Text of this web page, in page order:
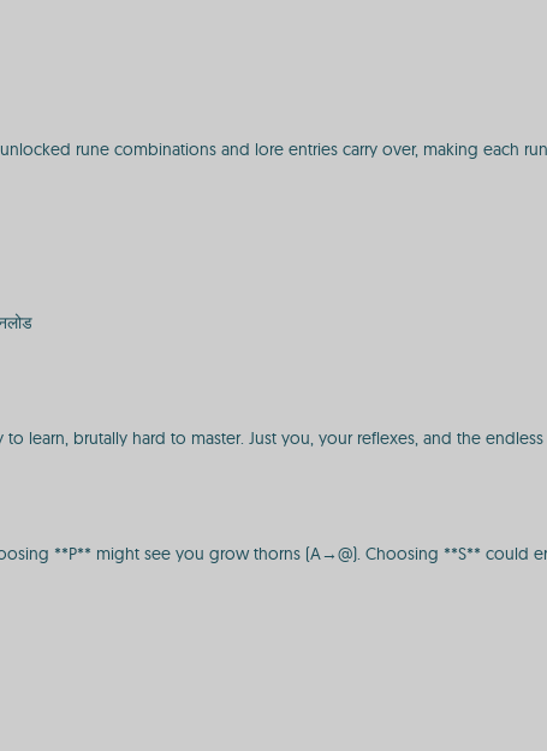
rune combinations and lore entries carry over, making each
to learn, brutally hard to master. Just you, your reflexes, and the
**P** might see you grow thorns (A→@). Choosing **S**